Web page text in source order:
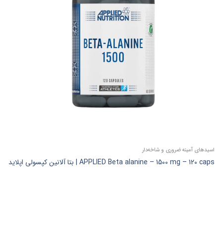
اسیدهای آمینه ضروری و شاخه‌دار
APPLIED Beta alanine – 1500 mg – 120 caps | بتا آلانین کپسولی اپلاید